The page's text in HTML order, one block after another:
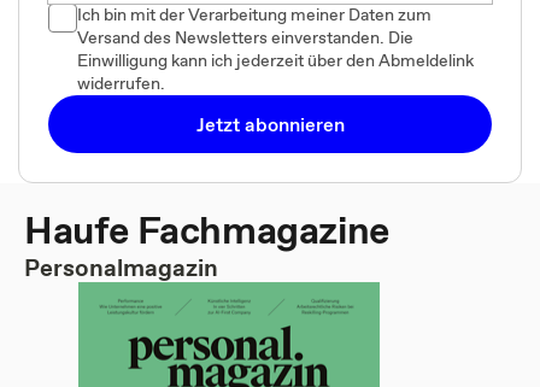
Ich bin mit der Verarbeitung meiner Daten zum
Versand des Newsletters einverstanden. Die
Einwilligung kann ich jederzeit über den Abmeldelink
widerrufen.
Jetzt abonnieren
Haufe Fachmagazine
Personalmagazin